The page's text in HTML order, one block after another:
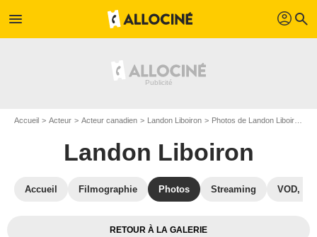
menu profil search
Accueil Acteur Acteur canadien Landon Liboiron Photos de Landon Liboiron
Landon Liboiron
Accueil Filmographie Photos Streaming VOD,
RETOUR À LA GALERIE